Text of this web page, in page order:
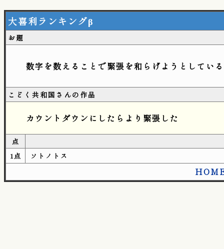
大喜利ランキングβ
お題
数字を数えることで緊張を和らげようとしてい
こどく共和国さんの作品
カウントダウンにしたらより緊張した
点
1点
ソトノトス